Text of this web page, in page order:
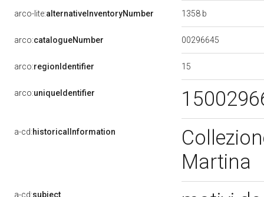
arco-lite:alternativeInventoryNumber 1358 b
arco:catalogueNumber 00296645
arco:regionIdentifier 15
arco:uniqueIdentifier
a-cd:historicalInformation
Martina
a-cd:subject